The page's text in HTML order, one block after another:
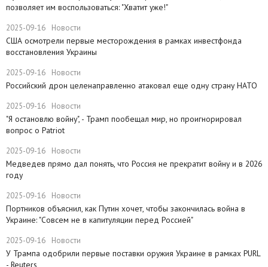
позволяет им воспользоваться: "Хватит уже!"
2025-09-16 Новости
США осмотрели первые месторождения в рамках инвестфонда
восстановления Украины
2025-09-16 Новости
Российский дрон целенаправленно атаковал еще одну страну НАТО
2025-09-16 Новости
​"Я остановлю войну", - Трамп пообещал мир, но проигнорировал
вопрос о Patriot
2025-09-16 Новости
Медведев прямо дал понять, что Россия не прекратит войну и в 2026
году
2025-09-16 Новости
Портников объяснил, как Путин хочет, чтобы закончилась война в
Украине: "Совсем не в капитуляции перед Россией"
2025-09-16 Новости
У Трампа одобрили первые поставки оружия Украине в рамках PURL
- Reuters